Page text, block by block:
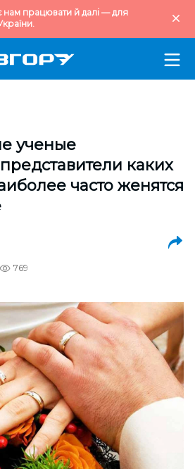
працювати й далі — для
ученые
каких
часто женятся
769